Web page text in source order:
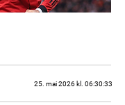
25. mai 2026 kl. 06:30:33